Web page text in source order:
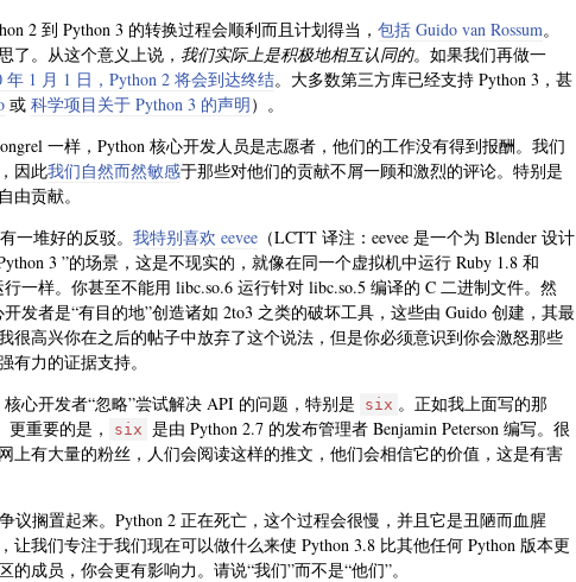
2 到 Python 3 的转换过程会顺利而且计划得当， 包括 Guido van Rossum。
了。从这个意义上说， 我们实际上是积极地相互认同的。如果我们再做一
年 1 月 1 日，Python 2 将会到达终结。大多数第三方库已经支持 Python 3，甚
或 科学项目关于 Python 3 的声明）。
一样，Python 核心开发人员是志愿者，他们的工作没有得到报酬。我们
因此我们自然而然敏感于那些对他们的贡献不屑一顾和激烈的评论。特别是
贡献。
一堆好的反驳。 我特别喜欢 eevee （LCTT 译注：eevee 是一个为 Blender 设计
3 ”的场景，这是不现实的，就像在同一个虚拟机中运行 Ruby 1.8 和
一样。你甚至不能用 libc.so.6 运行针对 libc.so.5 编译的 C 二进制文件。然
发者是“有目的地”创造诸如 2to3 之类的破坏工具，这些由 Guido 创建，其最
很高兴你在之后的帖子中放弃了这个说法，但是你必须意识到你会激怒那些
力的证据支持。
核心开发者“忽略”尝试解决 API 的问题，特别是 six 。正如我上面写的那
更重要的是， six 是由 Python 2.7 的发布管理者 Benjamin Peterson 编写。很
上有大量的粉丝，人们会阅读这样的推文，他们会相信它的价值，这是有害
议搁置起来。Python 2 正在死亡，这个过程会很慢，并且它是丑陋而血腥
我们专注于我们现在可以做什么来使 Python 3.8 比其他任何 Python 版本更
成员，你会更有影响力。请说“我们”而不是“他们”。